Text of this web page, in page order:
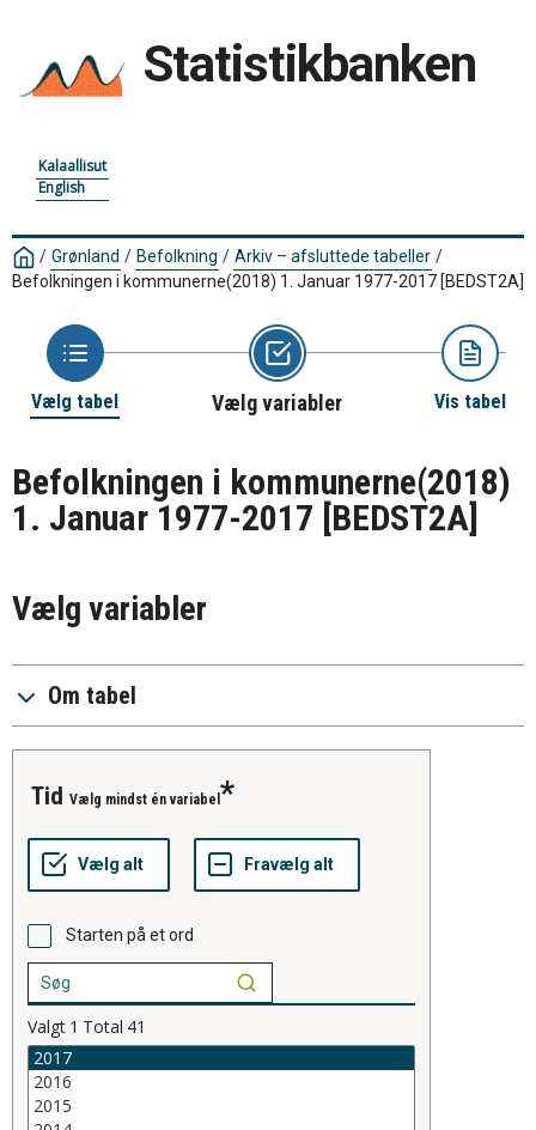
Statistikbanken
Kalaallisut
English
/ Grønland / Befolkning / Arkiv – afsluttede tabeller /
Befolkningen i kommunerne(2018) 1. Januar 1977-2017 [BEDST2A]
Vælg tabel Vælg variabler Vis tabel
Befolkningen i kommunerne(2018)
1. Januar 1977-2017 [BEDST2A]
Vælg variabler
Om tabel
tid Vælg mindst én variabel
Starten på et ord
Valgt 1 Total 41